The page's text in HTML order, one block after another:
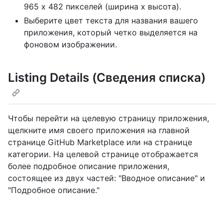
965 x 482 пикселей (ширина x высота).
Выберите цвет текста для названия вашего
приложения, который четко выделяется на
фоновом изображении.
Listing Details (Сведения списка)
Чтобы перейти на целевую страницу приложения,
щелкните имя своего приложения на главной
странице GitHub Marketplace или на странице
категории. На целевой странице отображается
более подробное описание приложения,
состоящее из двух частей: "Вводное описание" и
"Подробное описание."